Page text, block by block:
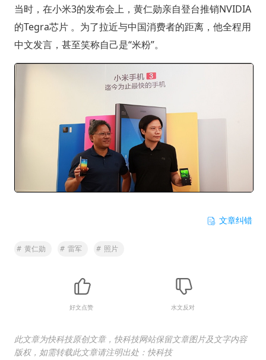
当时，在小米3的发布会上，黄仁勋亲自登台推销NVIDIA
的Tegra芯片 。为了拉近与中国消费者的距离，他全程用
中文发言，甚至笑称自己是“米粉”。
文章纠错
# 黄仁勋 # 雷军 # 照片
好文点赞 水文反对
此文章为快科技原创文章，快科技网站保留文章图片及文字内容
版权，如需转载此文章请注明出处：快科技